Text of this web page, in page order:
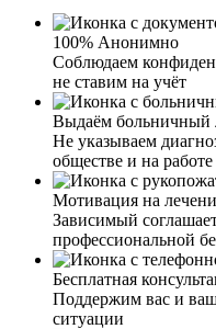
100% Анонимно
Соблюдаем
не ставим на учёт
Выдаём больничный
Не указываем
обществе и на работе
Мотивация на
Зависимый
профессиональной
Бесплатная
Поддержим вас и
ситуации